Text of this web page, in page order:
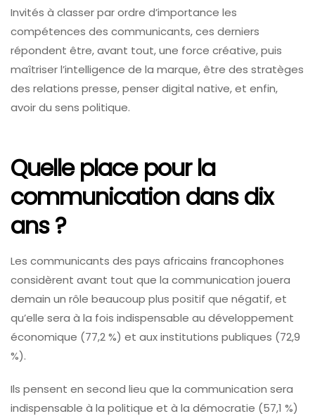
Invités à classer par ordre d’importance les
compétences des communicants, ces derniers
répondent être, avant tout, une force créative, puis
maîtriser l’intelligence de la marque, être des stratèges
des relations presse, penser digital native, et enfin,
avoir du sens politique.
Quelle place pour la
communication dans dix
ans ?
Les communicants des pays africains francophones
considèrent avant tout que la communication jouera
demain un rôle beaucoup plus positif que négatif, et
qu’elle sera à la fois indispensable au développement
économique (77,2 %) et aux institutions publiques (72,9
%).
Ils pensent en second lieu que la communication sera
indispensable à la politique et à la démocratie (57,1 %)